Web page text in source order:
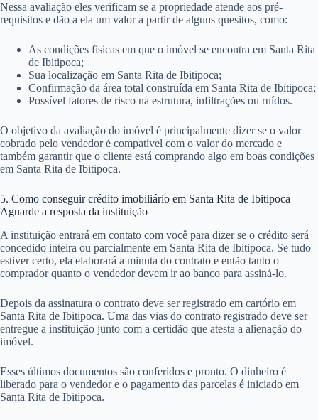
Nessa avaliação eles verificam se a propriedade atende aos pré-
requisitos e dão a ela um valor a partir de alguns quesitos, como:
As condições físicas em que o imóvel se encontra em Santa Rita
de Ibitipoca;
Sua localização em Santa Rita de Ibitipoca;
Confirmação da área total construída em Santa Rita de Ibitipoca;
Possível fatores de risco na estrutura, infiltrações ou ruídos.
O objetivo da avaliação do imóvel é principalmente dizer se o valor
cobrado pelo vendedor é compatível com o valor do mercado e
também garantir que o cliente está comprando algo em boas condições
em Santa Rita de Ibitipoca.
5. Como conseguir crédito imobiliário em Santa Rita de Ibitipoca –
Aguarde a resposta da instituição
A instituição entrará em contato com você para dizer se o crédito será
concedido inteira ou parcialmente em Santa Rita de Ibitipoca. Se tudo
estiver certo, ela elaborará a minuta do contrato e então tanto o
comprador quanto o vendedor devem ir ao banco para assiná-lo.
Depois da assinatura o contrato deve ser registrado em cartório em
Santa Rita de Ibitipoca. Uma das vias do contrato registrado deve ser
entregue a instituição junto com a certidão que atesta a alienação do
imóvel.
Esses últimos documentos são conferidos e pronto. O dinheiro é
liberado para o vendedor e o pagamento das parcelas é iniciado em
Santa Rita de Ibitipoca.